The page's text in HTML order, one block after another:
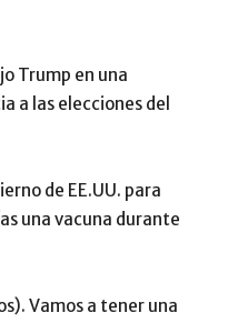
Trump en una
a las elecciones del
de EE.UU. para
una vacuna durante
Vamos a tener una